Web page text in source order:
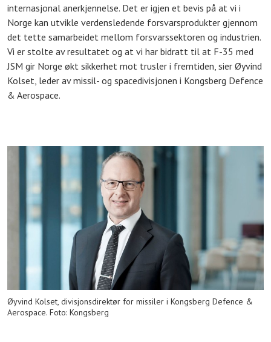
internasjonal anerkjennelse. Det er igjen et bevis på at vi i
Norge kan utvikle verdensledende forsvarsprodukter gjennom
det tette samarbeidet mellom forsvarssektoren og industrien.
Vi er stolte av resultatet og at vi har bidratt til at F-35 med
JSM gir Norge økt sikkerhet mot trusler i fremtiden, sier Øyvind
Kolset, leder av missil- og spacedivisjonen i Kongsberg Defence
& Aerospace.
Øyvind Kolset, divisjonsdirektør for missiler i Kongsberg Defence &
Aerospace. Foto: Kongsberg